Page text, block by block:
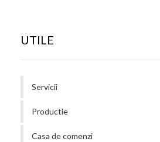
UTILE
Servicii
Productie
Casa de comenzi